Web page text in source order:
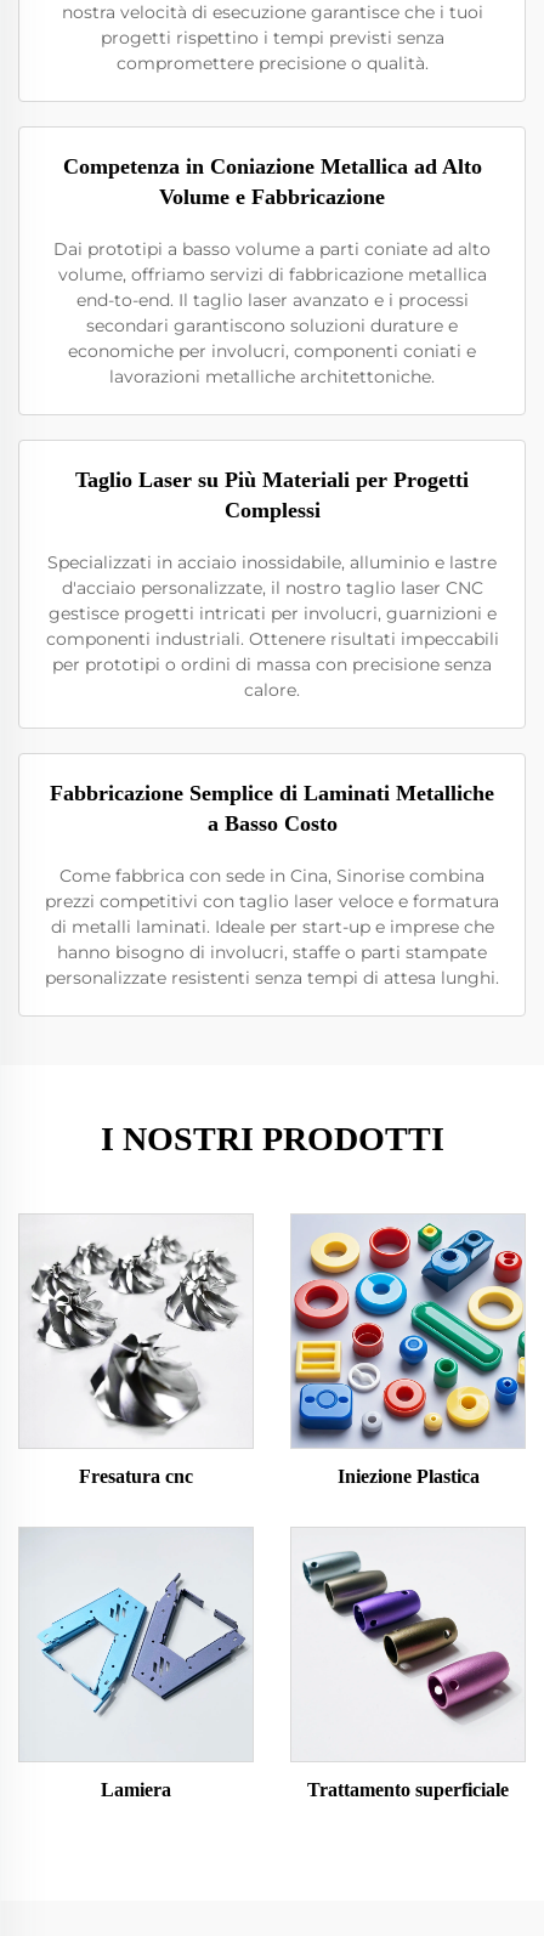
nostra velocità di esecuzione garantisce che i tuoi
progetti rispettino i tempi previsti senza
compromettere precisione o qualità.
Competenza in Coniazione Metallica ad Alto
Volume e Fabbricazione
Dai prototipi a basso volume a parti coniate ad alto
volume, offriamo servizi di fabbricazione metallica
end-to-end. Il taglio laser avanzato e i processi
secondari garantiscono soluzioni durature e
economiche per involucri, componenti coniati e
lavorazioni metalliche architettoniche.
Taglio Laser su Più Materiali per Progetti
Complessi
Specializzati in acciaio inossidabile, alluminio e lastre
d'acciaio personalizzate, il nostro taglio laser CNC
gestisce progetti intricati per involucri, guarnizioni e
componenti industriali. Ottenere risultati impeccabili
per prototipi o ordini di massa con precisione senza
calore.
Fabbricazione Semplice di Laminati Metalliche
a Basso Costo
Come fabbrica con sede in Cina, Sinorise combina
prezzi competitivi con taglio laser veloce e formatura
di metalli laminati. Ideale per start-up e imprese che
hanno bisogno di involucri, staffe o parti stampate
personalizzate resistenti senza tempi di attesa lunghi.
I NOSTRI PRODOTTI
Fresatura cnc Iniezione Plastica
Lamiera Trattamento superficiale